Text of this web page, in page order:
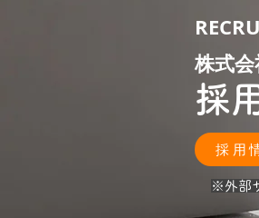
株式
採
採用
​※外部